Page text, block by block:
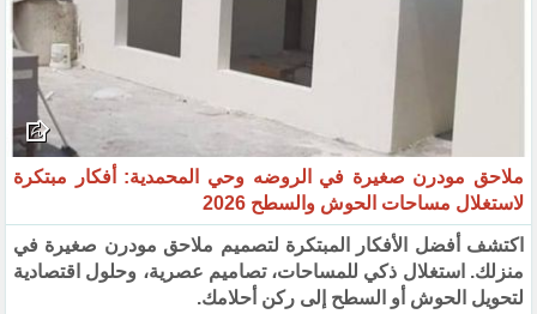
ملاحق مودرن صغيرة في الروضه وحي المحمدية: أفكار مبتكرة
لاستغلال مساحات الحوش والسطح 2026
اكتشف أفضل الأفكار المبتكرة لتصميم ملاحق مودرن صغيرة في
منزلك. استغلال ذكي للمساحات، تصاميم عصرية، وحلول اقتصادية
لتحويل الحوش أو السطح إلى ركن أحلامك.